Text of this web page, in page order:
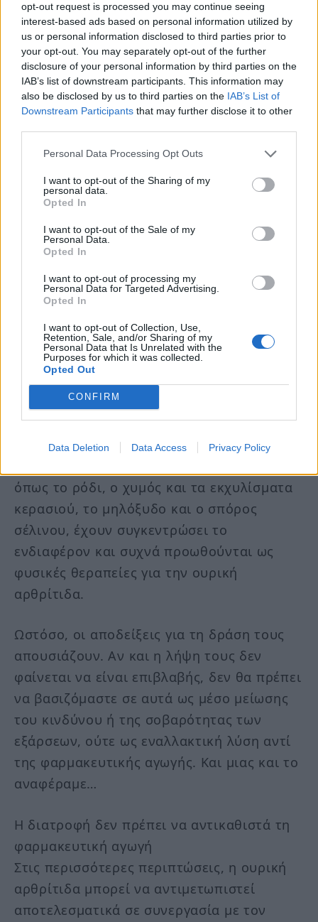
opt-out request is processed you may continue seeing
interest-based ads based on personal information utilized by
us or personal information disclosed to third parties prior to
your opt-out. You may separately opt-out of the further
disclosure of your personal information by third parties on the
IAB’s list of downstream participants. This information may
also be disclosed by us to third parties on the IAB’s List of
Downstream Participants that may further disclose it to other
Personal Data Processing Opt Outs
I want to opt-out of the Sharing of my
personal data.
Opted In
I want to opt-out of the Sale of my
Personal Data.
Opted In
I want to opt-out of processing my
Personal Data for Targeted Advertising.
Opted In
I want to opt-out of Collection, Use,
Retention, Sale, and/or Sharing of my
Personal Data that Is Unrelated with the
Purposes for which it was collected.
Opted Out
CONFIRM
Data Deletion Data Access Privacy Policy
Μπορεί τα βαριά ποτά, το κρασί και ο
μηλίτης να έχουν λιγότερες πουρίνες από
την μπύρα, όμως κάθε είδους αλκοόλ
αποτελεί κίνδυνο.
Αυτό συμβαίνει επειδή το αλκοόλ μπορεί
να αυξήσει τα επίπεδα του ουρικού οξέος,
-αυξάνοντας τον κίνδυνο αφυδάτωσης,
γεγονός που περιπλέκει το πρόβλημα. Η
υπερβολική κατανάλωση αλκοόλ συχνά
επιδεινώνει τις εξάρσεις της ουρικής
αρθρίτιδας και τη σοβαρότητα των
συμπτωμάτων, γι’ αυτό και οι επίσημες
οδηγίες συνιστούν τον περιορισμό του.
Παρόμοιοι «ένοχοι» είναι και τα
αναψυκτικά με ζάχαρη, καθώς και τα
ενεργειακά ποτά.
Οι «μαγικές λύσεις»… δεν
όπως το ρόδι, ο χυμός και τα εκχυλίσματα
κερασιού, το μηλόξυδο και ο σπόρος
σέλινου, έχουν συγκεντρώσει το
ενδιαφέρον και συχνά προωθούνται ως
φυσικές θεραπείες για την ουρική
αρθρίτιδα.
Ωστόσο, οι αποδείξεις για τη δράση τους
απουσιάζουν. Αν και η λήψη τους δεν
φαίνεται να είναι επιβλαβής, δεν θα πρέπει
να βασιζόμαστε σε αυτά ως μέσο μείωσης
του κινδύνου ή της σοβαρότητας των
εξάρσεων, ούτε ως εναλλακτική λύση αντί
της φαρμακευτικής αγωγής. Και μιας και το
αναφέραμε…
Η διατροφή δεν πρέπει να αντικαθιστά τη
φαρμακευτική αγωγή
Στις περισσότερες περιπτώσεις, η ουρική
αρθρίτιδα μπορεί να αντιμετωπιστεί
αποτελεσματικά σε συνεργασία με τον